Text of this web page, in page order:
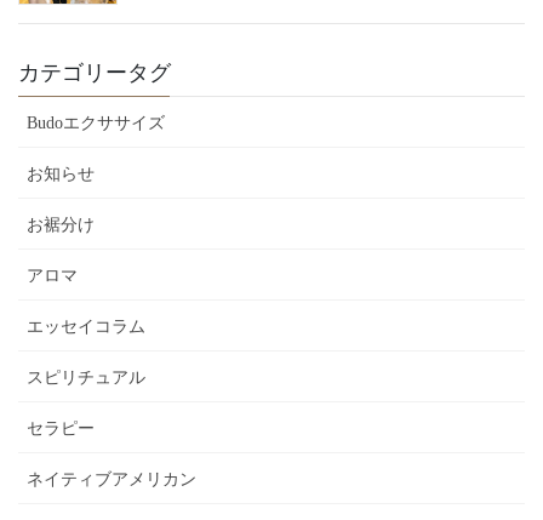
カテゴリータグ
Budoエクササイズ
お知らせ
お裾分け
アロマ
エッセイコラム
スピリチュアル
セラピー
ネイティブアメリカン